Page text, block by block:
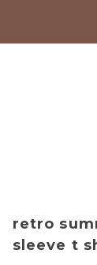
retro
sleeve t